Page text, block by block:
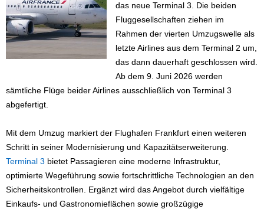
das neue Terminal 3. Die beiden
Fluggesellschaften ziehen im
Rahmen der vierten Umzugswelle als
letzte Airlines aus dem Terminal 2 um,
das dann dauerhaft geschlossen wird.
Ab dem 9. Juni 2026 werden
sämtliche Flüge beider Airlines ausschließlich von Terminal 3
abgefertigt.
Mit dem Umzug markiert der Flughafen Frankfurt einen weiteren
Schritt in seiner Modernisierung und Kapazitätserweiterung.
Terminal 3 bietet Passagieren eine moderne Infrastruktur,
optimierte Wegeführung sowie fortschrittliche Technologien an den
Sicherheitskontrollen. Ergänzt wird das Angebot durch vielfältige
Einkaufs- und Gastronomieflächen sowie großzügige